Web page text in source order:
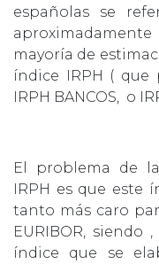
españolas se
mayoría de
índice IRPH ( que
IRPH BANCOS, o
El problema de
IRPH es que este
tanto más caro
EURIBOR,
índice que se